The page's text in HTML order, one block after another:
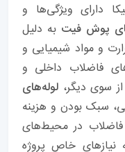
دارای ویژگی‌ها و
پوش فیت به دلیل
و مواد شیمیایی و
فاضلاب داخلی و
سوی دیگر، لوله‌های
سبک بودن و هزینه
در محیط‌های
خاص پروژه